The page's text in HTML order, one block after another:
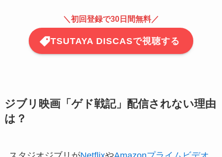
＼ 初回登録で30日間無料／
TSUTAYA DISCASで視聴する
ジブリ映画「ゲド戦記」配信されない理由
は？